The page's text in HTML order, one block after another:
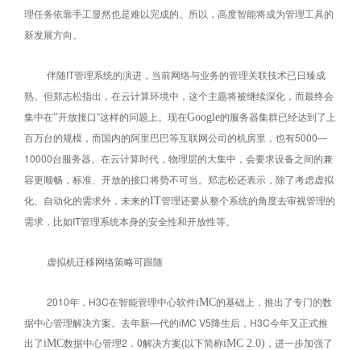
理任务依靠手工显然也是难以完成的。所以，高度智能将成为管理工具的
新发展方向。
伴随IT管理系统的演进，当前网络与业务的管理关联技术已日臻成
熟。但郑志松指出，在云计算环境中，这个主题将被继续深化，而最终会
集中在“开放接口”这样的问题上。现在Google的服务器集群已经达到了上
百万台的规模，而国内的阿里巴巴等互联网公司的机房里，也有5000—
10000台服务器。在云计算时代，物理层的大集中，会要求设备之间的兼
容更顺畅，标准、开放的接口将势不可当。郑志松还表示，除了考虑虚拟
化、自动化的需求外，未来的IT管理还要从整个系统的角度去审视管理的
需求，比如IT管理系统本身的安全性和开放性等。
虚拟机迁移网络策略可跟随
2010年，H3C在智能管理中心软件iMC的基础上，推出了专门的数
据中心管理解决方案。去年新—代的iMC V5降生后，H3C今年又正式推
出了iMC数据中心管理2．0解决方案(以下简称iMC 2.0) ，进一步加强了